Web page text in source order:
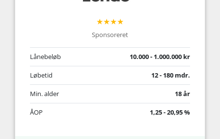
★★★★
Sponsoreret
Lånebeløb 10.000 - 1.000.000 kr
Løbetid 12 - 180 mdr.
Min. alder 18 år
ÅOP 1,25 - 20,95 %